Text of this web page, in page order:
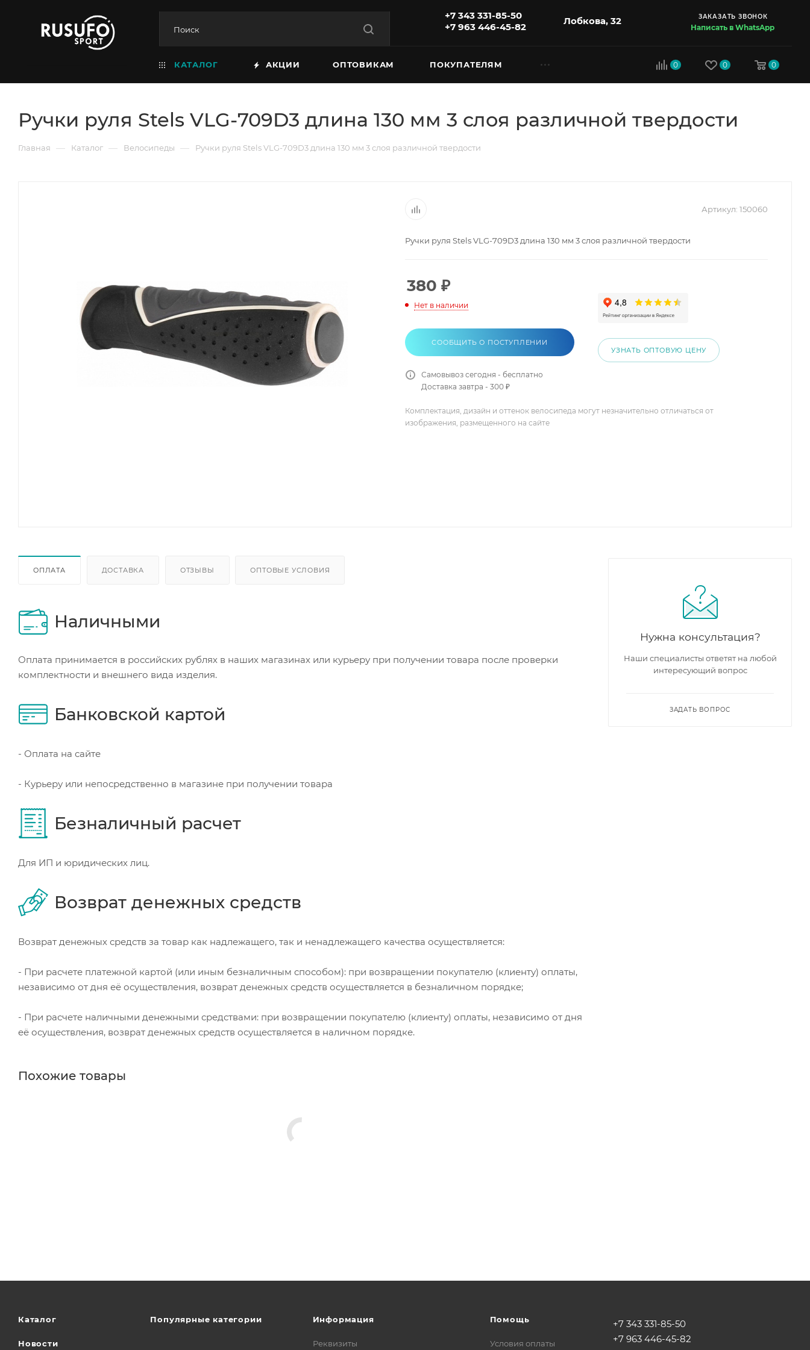
+7 343 331-85-50
+7 963 446-45-82
Лобкова, 32 ЗАКАЗАТЬ ЗВОНОК
Написать в WhatsApp
0 0 0
КАТАЛОГ АКЦИИ ОПТОВИКАМ ПОКУПАТЕЛЯМ
Ручки руля Stels VLG-709D3 длина 130 мм 3 слоя различной твердости
Главная — Каталог — Велосипеды — Ручки руля Stels VLG-709D3 длина 130 мм 3 слоя различной твердости
Артикул: 150060
Ручки руля Stels VLG-709D3 длина 130 мм 3 слоя различной твердости
380 ₽
Нет в наличии
СООБЩИТЬ О ПОСТУПЛЕНИИ
Самовывоз сегодня - бесплатно
Доставка завтра - 300 ₽
УЗНАТЬ ОПТОВУЮ ЦЕНУ
Комплектация, дизайн и оттенок велосипеда могут незначительно отличаться от
изображения, размещенного на сайте
ОПЛАТА ДОСТАВКА ОТЗЫВЫ ОПТОВЫЕ УСЛОВИЯ
Наличными
Оплата принимается в российских рублях в наших магазинах или курьеру при получении товара после проверки
комплектности и внешнего вида изделия.
Банковской картой
- Оплата на сайте
- Курьеру или непосредственно в магазине при получении товара
Безналичный расчет
Для ИП и юридических лиц.
Возврат денежных средств
Возврат денежных средств за товар как надлежащего, так и ненадлежащего качества осуществляется:
- При расчете платежной картой (или иным безналичным способом): при возвращении покупателю (клиенту) оплаты,
независимо от дня её осуществления, возврат денежных средств осуществляется в безналичном порядке;
- При расчете наличными денежными средствами: при возвращении покупателю (клиенту) оплаты, независимо от дня
её осуществления, возврат денежных средств осуществляется в наличном порядке.
Похожие товары
Нужна консультация?
Наши специалисты ответят на любой
интересующий вопрос
ЗАДАТЬ ВОПРОС
Каталог
Новости
Популярные категории Информация
Реквизиты
Помощь
Условия оплаты
+7 343 331-85-50
+7 963 446-45-82